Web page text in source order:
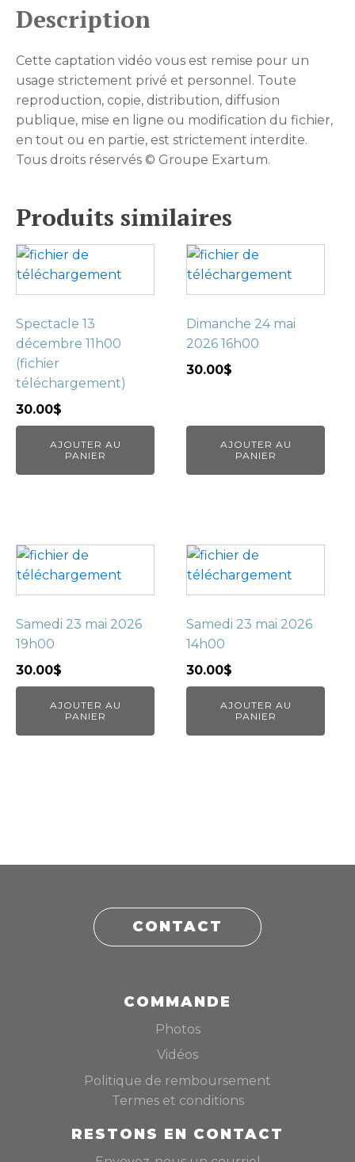
Description
Cette captation vidéo vous est remise pour un
usage strictement privé et personnel. Toute
reproduction, copie, distribution, diffusion
publique, mise en ligne ou modification du fichier,
en tout ou en partie, est strictement interdite.
Tous droits réservés © Groupe Exartum.
Produits similaires
Spectacle 13
décembre 11h00
(fichier
téléchargement)
30.00$
AJOUTER AU
PANIER
Dimanche 24 mai
2026 16h00
30.00$
AJOUTER AU
PANIER
Samedi 23 mai 2026
19h00
30.00$
AJOUTER AU
PANIER
Samedi 23 mai 2026
14h00
30.00$
AJOUTER AU
PANIER
CONTACT
COMMANDE
Photos
Vidéos
Politique de remboursement
Termes et conditions
RESTONS EN CONTACT